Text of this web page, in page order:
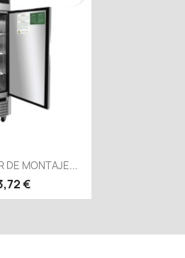
rápida
DE MONTAJE...
€